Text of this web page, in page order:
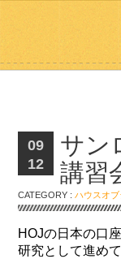
09
12
サン
講習
CATEGORY :ハウスオ
HOJの日本の口
研究として進め